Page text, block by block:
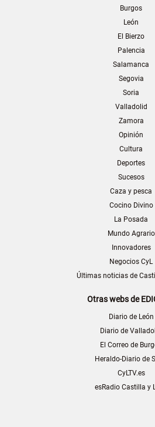
Burgos
León
El Bierzo
Palencia
Salamanca
Segovia
Soria
Valladolid
Zamora
Opinión
Cultura
Deportes
Sucesos
Caza y pesca
Cocino Divino
La Posada
Mundo Agrario
Innovadores
Negocios CyL
Últimas noticias de
Otras webs de
Diario de León
Diario de
El Correo de
Heraldo-Diario de
CyLTV.es
esRadio Castilla y